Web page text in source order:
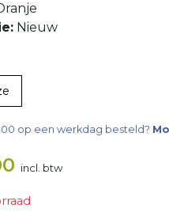
Nieuw
op een werkdag besteld?
incl. btw